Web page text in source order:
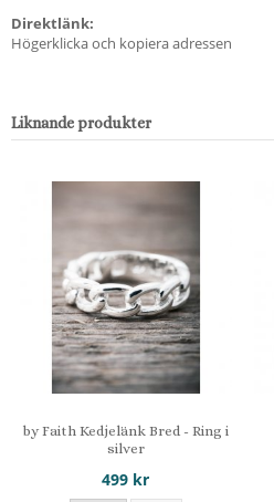
Direktlänk:
Högerklicka och kopiera adressen
Liknande produkter
by Faith Kedjelänk Bred - Ring i
silver
499 kr